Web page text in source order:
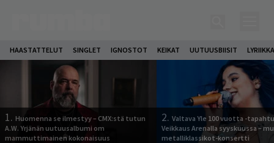
HAASTATTELUT SINGLET IGNOSTOT KEIKAT UUTUUSBIISIT
1. Huomenna se ilmestyy – CMX:stä tutun
A.W. Yrjänän uutuusalbumi om
mammuttimainen kokonaisuus
2. Valtava Yle 100 vuotta -
Veikkaus Arenalla syyskuussa –
metalliklassikot-konsertti